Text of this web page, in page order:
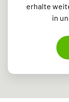
erhalte
in